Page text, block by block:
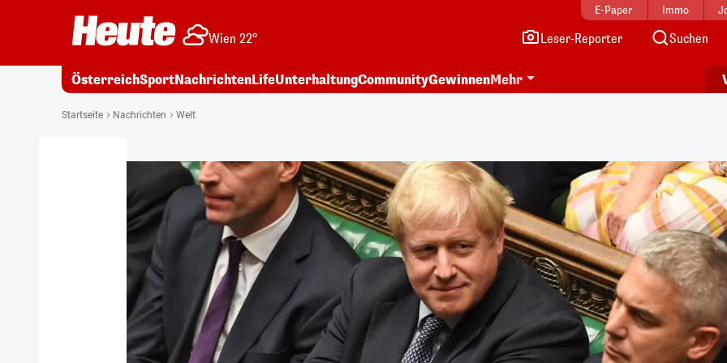
E-Paper Immo
Wien 22° Leser-Reporter Suchen
ÖsterreichSportNachrichtenLifeUnterhaltungCommunityGewinnenMehr
Startseite Nachrichten Welt